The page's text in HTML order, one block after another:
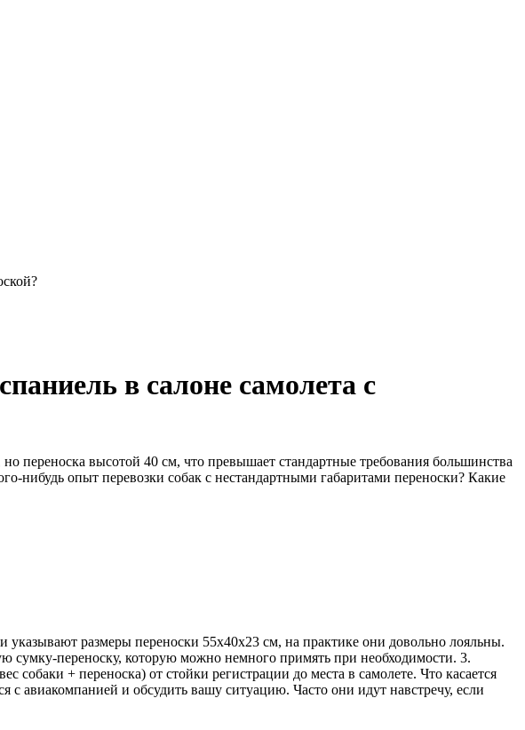
в салоне самолета с
переноска высотой 40 см, что превышает стандартные требования большинства
опыт перевозки собак с нестандартными габаритами переноски? Какие
размеры переноски 55x40x23 см, на практике они довольно лояльны.
сумку-переноску, которую можно немного примять при необходимости. 3.
собаки + переноска) от стойки регистрации до места в самолете. Что касается
авиакомпанией и обсудить вашу ситуацию. Часто они идут навстречу, если